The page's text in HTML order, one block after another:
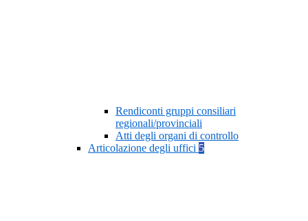
Rendiconti gruppi consiliari
regionali/provinciali
Atti degli organi di controllo
Articolazione degli uffici 5